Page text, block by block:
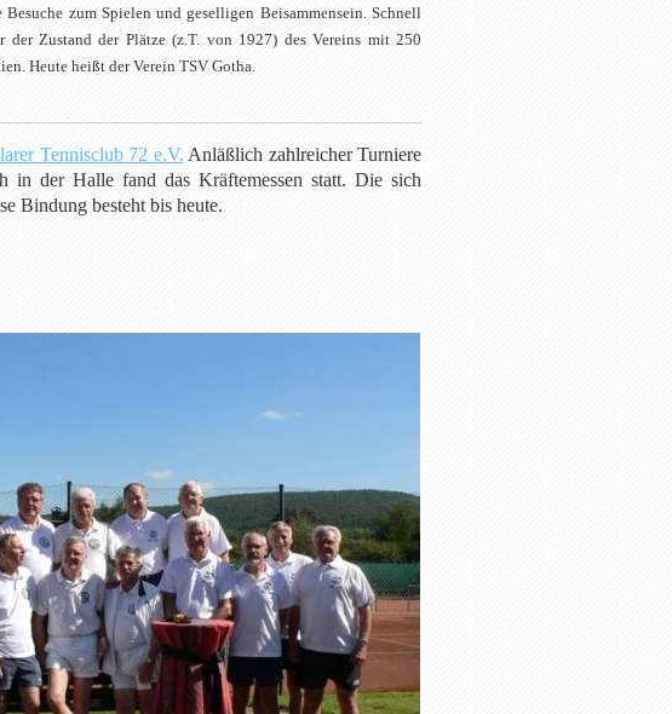
zum Spielen und geselligen Beisammensein. Schnell
Zustand der Plätze (z.T. von 1927) des Vereins mit 250
Heute heißt der Verein TSV Gotha.
Tennisclub 72 e.V. Anläßlich zahlreicher Turniere
in der Halle fand das Kräftemessen statt. Die sich
Bindung besteht bis heute.